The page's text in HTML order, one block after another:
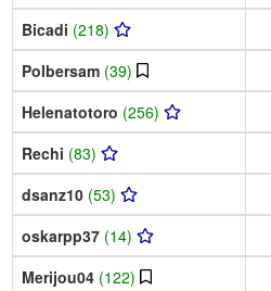
Bicadi (218)
Polbersam (39)
Helenatotoro (256)
Rechi (83)
dsanz10 (53)
oskarpp37 (14)
Merijou04 (122)